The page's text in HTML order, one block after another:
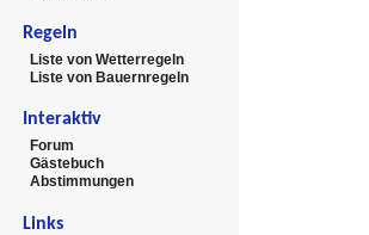
Regeln
Liste von Wetterregeln
Liste von Bauernregeln
Interaktiv
Forum
Gästebuch
Abstimmungen
Links